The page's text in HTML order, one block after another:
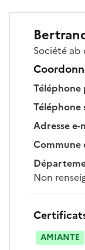
Société ab
Téléphone
Adresse e-
Commune
Non
AMIANTE